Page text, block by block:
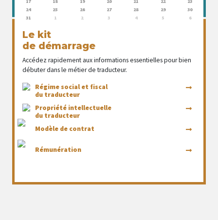
24
25 26 27 28 29
30
31
1 2 3 4 5 6
Le kit
de démarrage
Accédez rapidement aux informations essentielles pour bien
débuter dans le métier de traducteur.
Régime social et fiscal
du traducteur
Propriété intellectuelle
du traducteur
Modèle de contrat
Rémunération